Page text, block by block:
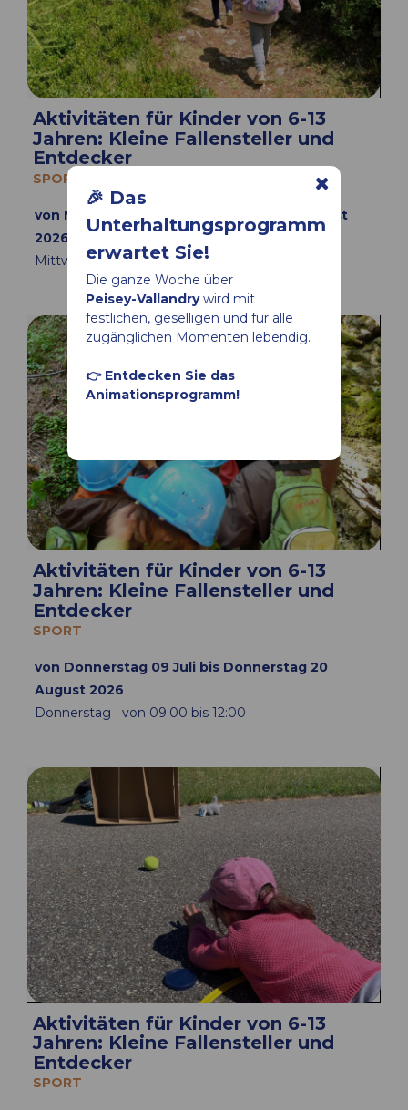
🎉 Das
Unterhaltungsprogramm
erwartet Sie!
Die ganze Woche über
Peisey-Vallandrywird mit
festlichen, geselligen und für alle
zugänglichen Momenten lebendig.
👉 Entdecken Sie das
Animationsprogramm!
Aktivitäten für Kinder von 6-13
Jahren: Kleine Fallensteller und
Entdecker
SPORT
von Mittwoch 08 Juli bis Mittwoch 26 August
2026
Mittwoch
von 10:00 bis 16:00
Aktivitäten für Kinder von 6-13
Jahren: Kleine Fallensteller und
Entdecker
SPORT
von Donnerstag 09 Juli bis Donnerstag 20
August 2026
Donnerstag
von 09:00 bis 12:00
Aktivitäten für Kinder von 6-13
Jahren: Kleine Fallensteller und
Entdecker
SPORT